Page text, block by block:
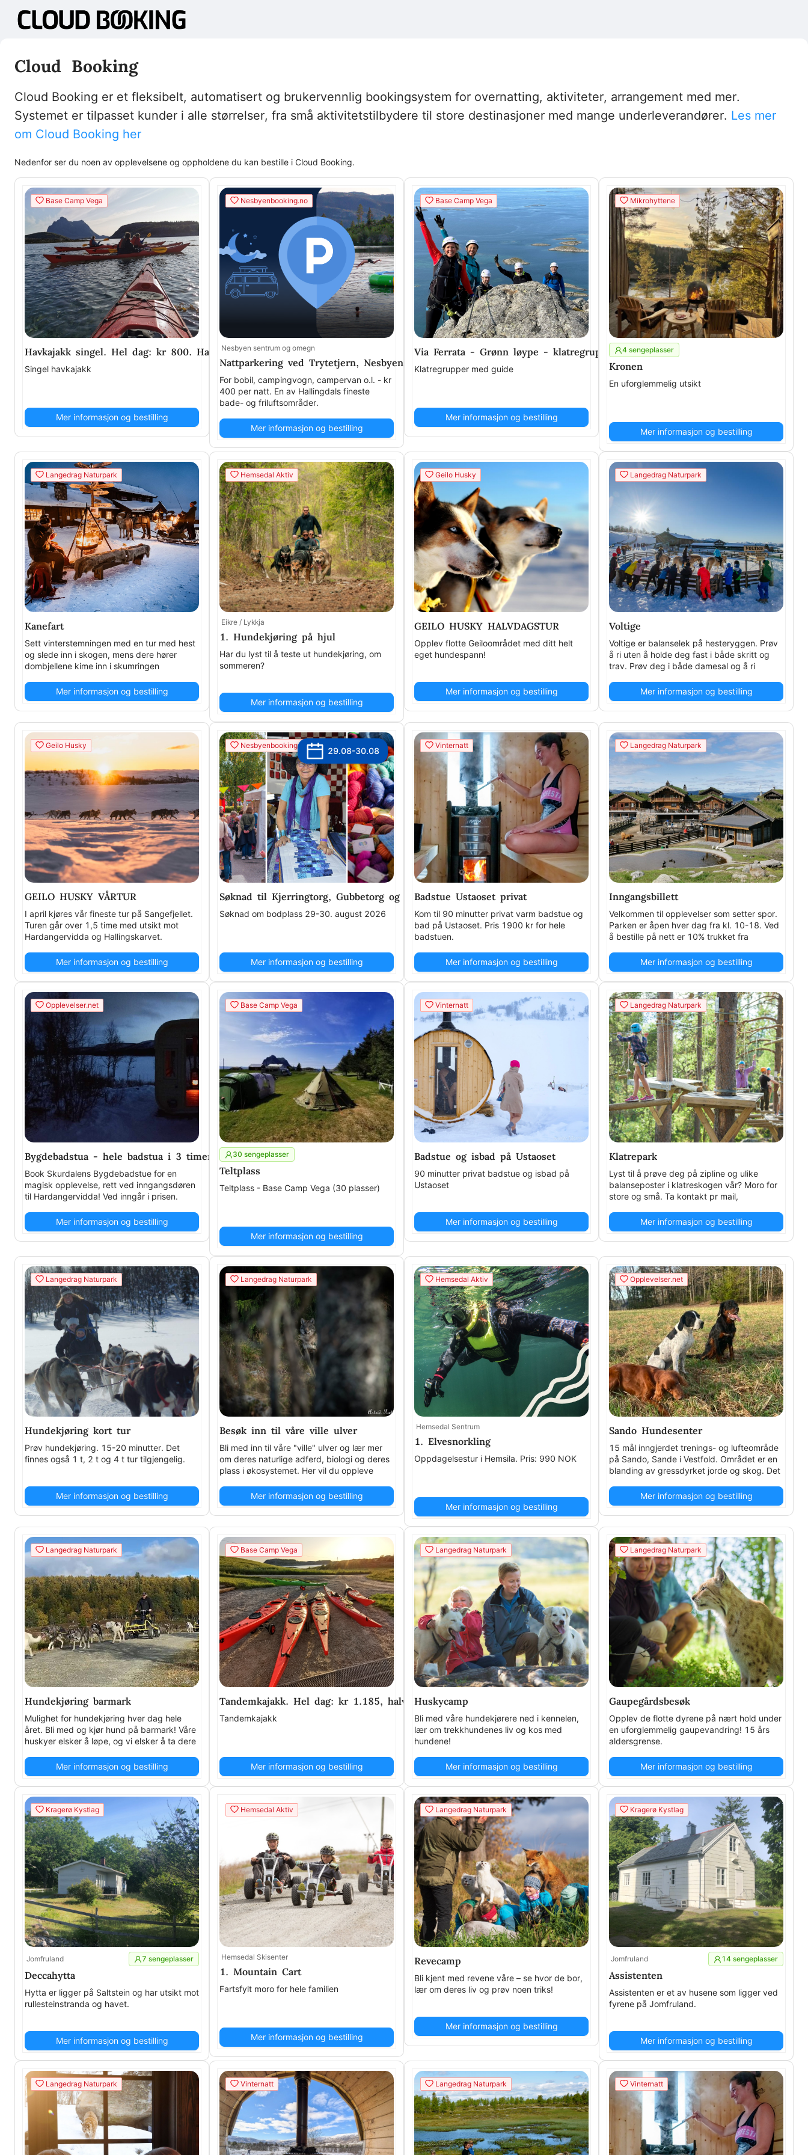
Cloud Booking
Cloud Booking er et fleksibelt, automatisert og brukervennlig bookingsystem for overnatting, aktiviteter, arrangement med mer.
Systemet er tilpasset kunder i alle størrelser, fra små aktivitetstilbydere til store destinasjoner med mange underleverandører. Les mer
om Cloud Booking her
Nedenfor ser du noen av opplevelsene og oppholdene du kan bestille i Cloud Booking.
Base Camp Vega
Havkajakk singel. Hel dag: kr 800. Halv dag: kr 450. Guidet kajakktur: fra kr 1500 . (Maks. tilgjengelig 18 utleiekajakker)
Singel havkajakk
Mer informasjon og bestilling
Nesbyenbooking.no
Nesbyen sentrum og omegn
Nattparkering ved Trytetjern, Nesbyen
For bobil, campingvogn, campervan o.l. - kr
400 per natt. En av Hallingdals fineste
bade- og friluftsområder.
Mer informasjon og bestilling
Base Camp Vega
Via Ferrata - Grønn løype - klatregrupper med guide
Klatregrupper med guide
Mer informasjon og bestilling
Mikrohyttene
4 sengeplasser
Kronen
En uforglemmelig utsikt
Mer informasjon og bestilling
Langedrag Naturpark
Kanefart
Sett vinterstemningen med en tur med hest
og slede inn i skogen, mens dere hører
dombjellene kime inn i skumringen
Mer informasjon og bestilling
Hemsedal Aktiv
Eikre / Lykkja
1. Hundekjøring på hjul
Har du lyst til å teste ut hundekjøring, om
sommeren?
Mer informasjon og bestilling
Geilo Husky
GEILO HUSKY HALVDAGSTUR
Opplev flotte Geiloområdet med ditt helt
eget hundespann!
Mer informasjon og bestilling
Langedrag Naturpark
Voltige
Voltige er balanselek på hesteryggen. Prøv
å ri uten å holde deg fast i både skritt og
trav. Prøv deg i både damesal og å ri
Mer informasjon og bestilling
Geilo Husky
GEILO HUSKY VÅRTUR
I april kjøres vår fineste tur på Sangefjellet.
Turen går over 1,5 time med utsikt mot
Hardangervidda og Hallingskarvet.
Mer informasjon og bestilling
Nesbyenbooking.no
29.08-30.08
Søknad til Kjerringtorg, Gubbetorg og lokalmattorg 2026
Søknad om bodplass 29-30. august 2026
Mer informasjon og bestilling
Vinternatt
Badstue Ustaoset privat
Kom til 90 minutter privat varm badstue og
bad på Ustaoset. Pris 1900 kr for hele
badstuen.
Mer informasjon og bestilling
Langedrag Naturpark
Inngangsbillett
Velkommen til opplevelser som setter spor.
Parken er åpen hver dag fra kl. 10-18. Ved
å bestille på nett er 10% trukket fra
Mer informasjon og bestilling
Opplevelser.net
Bygdebadstua - hele badstua i 3 timer
Book Skurdalens Bygdebadstue for en
magisk opplevelse, rett ved inngangsdøren
til Hardangervidda! Ved inngår i prisen.
Mer informasjon og bestilling
Base Camp Vega
30 sengeplasser
Teltplass
Teltplass - Base Camp Vega (30 plasser)
Mer informasjon og bestilling
Vinternatt
Badstue og isbad på Ustaoset
90 minutter privat badstue og isbad på
Ustaoset
Mer informasjon og bestilling
Langedrag Naturpark
Klatrepark
Lyst til å prøve deg på zipline og ulike
balanseposter i klatreskogen vår? Moro for
store og små. Ta kontakt pr mail,
helger og ferier.Mer informasjon og bestilling
Langedrag Naturpark
Hundekjøring kort tur
Prøv hundekjøring. 15-20 minutter. Det
finnes også 1 t, 2 t og 4 t tur tilgjengelig.
Mer informasjon og bestilling
Langedrag Naturpark
Besøk inn til våre ville ulver
Bli med inn til våre "ville" ulver og lær mer
om deres naturlige adferd, biologi og deres
plass i økosystemet. Her vil du oppleve
aldersgrense.Mer informasjon og bestilling
Hemsedal Aktiv
Hemsedal Sentrum
1. Elvesnorkling
Oppdagelsestur i Hemsila. Pris: 990 NOK
Mer informasjon og bestilling
Opplevelser.net
Sando Hundesenter
15 mål inngjerdet trenings- og lufteområde
på Sando, Sande i Vestfold. Området er en
blanding av gressdyrket jorde og skog. Det
time
Mer informasjon og bestilling
Langedrag Naturpark
Hundekjøring barmark
Mulighet for hundekjøring hver dag hele
året. Bli med og kjør hund på barmark! Våre
huskyer elsker å løpe, og vi elsker å ta dere
lagt ut for online booking. Ta kontakt.
Mer informasjon og bestilling
Base Camp Vega
Tandemkajakk. Hel dag: kr 1.185, halv dag: kr 600 .(Maks. tilgjengelig 2 dobbelkajakker)
Tandemkajakk
Mer informasjon og bestilling
Langedrag Naturpark
Huskycamp
Bli med våre hundekjørere ned i kennelen,
lær om trekkhundenes liv og kos med
hundene!
Mer informasjon og bestilling
Langedrag Naturpark
Gaupegårdsbesøk
Opplev de flotte dyrene på nært hold under
en uforglemmelig gaupevandring! 15 års
aldersgrense.
Mer informasjon og bestilling
Kragerø Kystlag
Jomfruland 7 sengeplasser
Deccahytta
Hytta er ligger på Saltstein og har utsikt mot
rullesteinstranda og havet.
Mer informasjon og bestilling
Hemsedal Aktiv
Hemsedal Skisenter
1. Mountain Cart
Fartsfylt moro for hele familien
Mer informasjon og bestilling
Langedrag Naturpark
Revecamp
Bli kjent med revene våre – se hvor de bor,
lær om deres liv og prøv noen triks!
Mer informasjon og bestilling
Kragerø Kystlag
Jomfruland 14 sengeplasser
Assistenten
Assistenten er et av husene som ligger ved
fyrene på Jomfruland.
Mer informasjon og bestilling
Langedrag Naturpark Vinternatt Langedrag Naturpark Vinternatt